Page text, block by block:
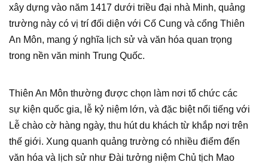
xây dựng vào năm 1417 dưới triều đại nhà Minh, quảng
trường này có vị trí đối diện với Cố Cung và cổng Thiên
An Môn, mang ý nghĩa lịch sử và văn hóa quan trọng
trong nền văn minh Trung Quốc.
Thiên An Môn thường được chọn làm nơi tổ chức các
sự kiện quốc gia, lễ kỷ niệm lớn, và đặc biệt nổi tiếng với
Lễ chào cờ hàng ngày, thu hút du khách từ khắp nơi trên
thế giới. Xung quanh quảng trường có nhiều điểm đến
văn hóa và lịch sử như Đài tưởng niệm Chủ tịch Mao